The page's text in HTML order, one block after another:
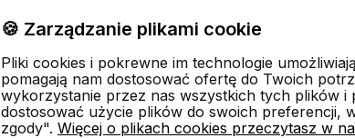
Przechowalnia
🍪 Zarządzanie plikami cookie
Pliki cookies i pokrewne im technologie
pomagają nam dostosować ofertę do Twoich
wykorzystanie przez nas wszystkich tych plików i
dostosować użycie plików do swoich preferencji,
zgody". Więcej o plikach cookies przeczytasz w